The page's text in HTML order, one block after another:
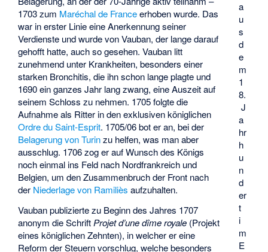
a
u
s
d
e
m
1
8.
J
a
hr
h
u
n
d
er
t
i
m
E
1703 zum Maréchal de Franceerhoben wurde. Das
war in erster Linie eine Anerkennung seiner
Verdienste und wurde von Vauban, der lange darauf
gehofft hatte, auch so gesehen. Vauban litt
zunehmend unter Krankheiten, besonders einer
starken Bronchitis, die ihn schon lange plagte und
1690 ein ganzes Jahr lang zwang, eine Auszeit auf
seinem Schloss zu nehmen. 1705 folgte die
Aufnahme als Ritter in den exklusiven königlichen
Ordre du Saint-Esprit. 1705/06 bot er an, bei der
Belagerung von Turinzu helfen, was man aber
ausschlug. 1706 zog er auf Wunsch des Königs
noch einmal ins Feld nach Nordfrankreich und
Belgien, um den Zusammenbruch der Front nach
der Niederlage von Ramiliès aufzuhalten.
Vauban publizierte zu Beginn des Jahres 1707
anonym die SchriftProjet d’une dîme royale (Projekt
eines königlichen Zehnten), in welcher er eine
Reform der Steuern vorschlug, welche besonders